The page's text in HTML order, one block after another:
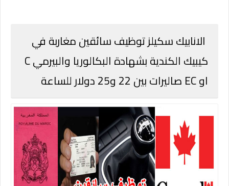
الانابيك سكيلز توظيف سائقين مغاربة في
كيبيك الكندية بشهادة البكالوريا والبيرمي C
او EC صاليرات بين 22 و25 دولار للساعة